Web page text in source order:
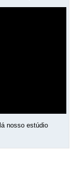
nosso estúdio